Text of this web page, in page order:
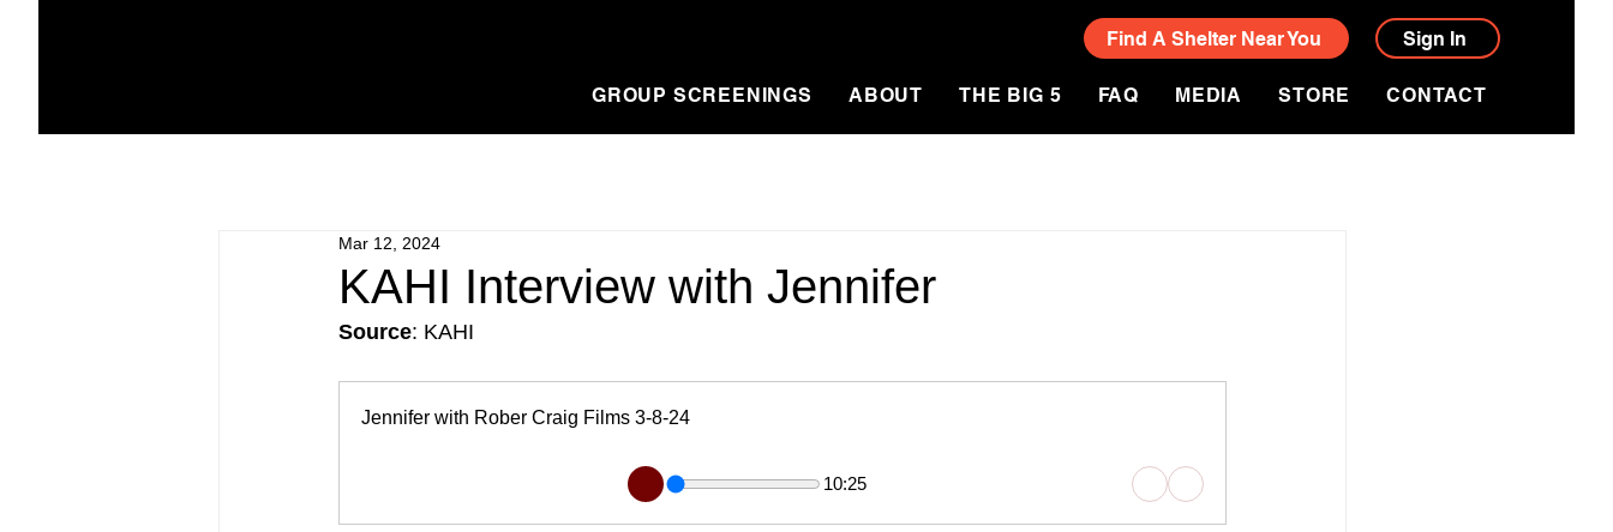
Find A Shelter Near You Sign In
GROUP SCREENINGS ABOUT THE BIG 5 FAQ MEDIA STORE CONTACT
KAHI Interview with Jennifer
Mar 12, 2024
Source: KAHI
Jennifer with Rober Craig Films 3-8-24
10:25